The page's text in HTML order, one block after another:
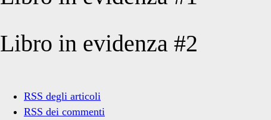
Libro in evidenza #2
RSS degli articoli
RSS dei commenti